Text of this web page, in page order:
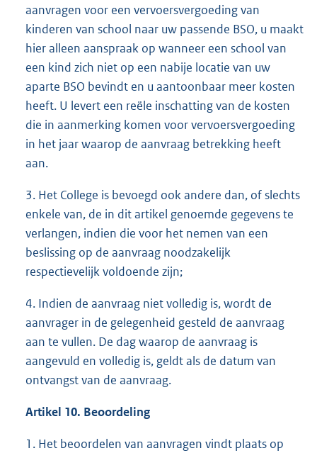
aanvragen voor een vervoersvergoeding van
kinderen van school naar uw passende BSO, u maakt
hier alleen aanspraak op wanneer een school van
een kind zich niet op een nabije locatie van uw
aparte BSO bevindt en u aantoonbaar meer kosten
heeft. U levert een reële inschatting van de kosten
die in aanmerking komen voor vervoersvergoeding
in het jaar waarop de aanvraag betrekking heeft
aan.
3. Het College is bevoegd ook andere dan, of slechts
enkele van, de in dit artikel genoemde gegevens te
verlangen, indien die voor het nemen van een
beslissing op de aanvraag noodzakelijk
respectievelijk voldoende zijn;
4. Indien de aanvraag niet volledig is, wordt de
aanvrager in de gelegenheid gesteld de aanvraag
aan te vullen. De dag waarop de aanvraag is
aangevuld en volledig is, geldt als de datum van
ontvangst van de aanvraag.
Artikel 10. Beoordeling
1. Het beoordelen van aanvragen vindt plaats op